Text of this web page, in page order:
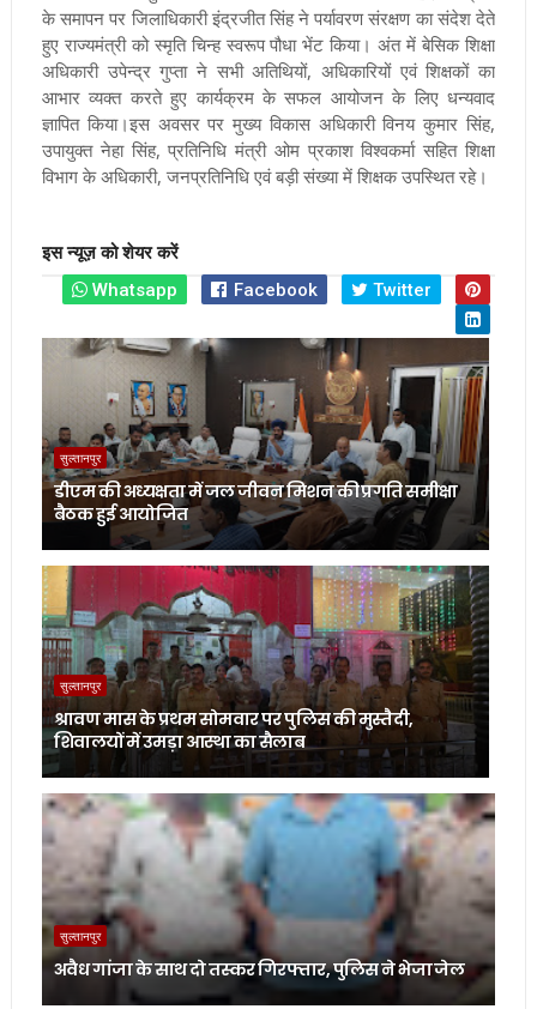
के समापन पर जिलाधिकारी इंद्रजीत सिंह ने पर्यावरण संरक्षण का संदेश देते
हुए राज्यमंत्री को स्मृति चिन्ह स्वरूप पौधा भेंट किया। अंत में बेसिक शिक्षा
अधिकारी उपेन्द्र गुप्ता ने सभी अतिथियों, अधिकारियों एवं शिक्षकों का
आभार व्यक्त करते हुए कार्यक्रम के सफल आयोजन के लिए धन्यवाद
ज्ञापित किया।इस अवसर पर मुख्य विकास अधिकारी विनय कुमार सिंह,
उपायुक्त नेहा सिंह, प्रतिनिधि मंत्री ओम प्रकाश विश्वकर्मा सहित शिक्षा
विभाग के अधिकारी, जनप्रतिनिधि एवं बड़ी संख्या में शिक्षक उपस्थित रहे।
इस न्यूज़ को शेयर करें
Whatsapp
Facebook Twitter
सुल्तानपुर
डीएम की अध्यक्षता में जल जीवन मिशन की प्रगति समीक्षा
बैठक हुई आयोजित
सुल्तानपुर
श्रावण मास के प्रथम सोमवार पर पुलिस की मुस्तैदी,
शिवालयों में उमड़ा आस्था का सैलाब
सुल्तानपुर
अवैध गांजा के साथ दो तस्कर गिरफ्तार, पुलिस ने भेजा जेल